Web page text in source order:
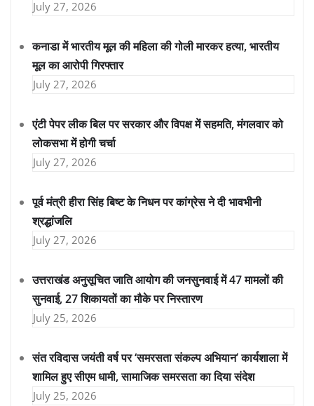
July 27, 2026
कनाडा में भारतीय मूल की महिला की गोली मारकर हत्या, भारतीय
मूल का आरोपी गिरफ्तार
July 27, 2026
एंटी पेपर लीक बिल पर सरकार और विपक्ष में सहमति, मंगलवार को
लोकसभा में होगी चर्चा
July 27, 2026
पूर्व मंत्री हीरा सिंह बिष्ट के निधन पर कांग्रेस ने दी भावभीनी
श्रद्धांजलि
July 27, 2026
उत्तराखंड अनुसूचित जाति आयोग की जनसुनवाई में 47 मामलों की
सुनवाई, 27 शिकायतों का मौके पर निस्तारण
July 25, 2026
संत रविदास जयंती वर्ष पर ‘समरसता संकल्प अभियान’ कार्यशाला में
शामिल हुए सीएम धामी, सामाजिक समरसता का दिया संदेश
July 25, 2026